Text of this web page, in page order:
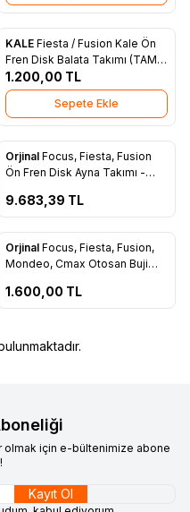
Favorilere Ekle
KALE Fiesta / Fusion Kale Ön
Fren Disk Balata Takımı (TAM
T2K021 FSTL)
1.200,00 TL
Sepete Ekle
Favorilere Ekle
Orjinal Focus, Fiesta, Fusion
Ön Fren Disk Ayna Takımı -
9.683,39 TL
Favorilere Ekle
Orjinal Focus, Fiesta, Fusion,
Mondeo, Cmax Otosan Buji
1.600,00 TL
olmak için e-bültenimize abone
Kayıt Ol